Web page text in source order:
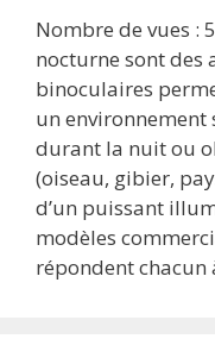
Nombre de vues :
nocturne sont des
binoculaires
un environnement
durant la nuit ou
(oiseau, gibier,
d’un puissant
modèles
répondent chacun